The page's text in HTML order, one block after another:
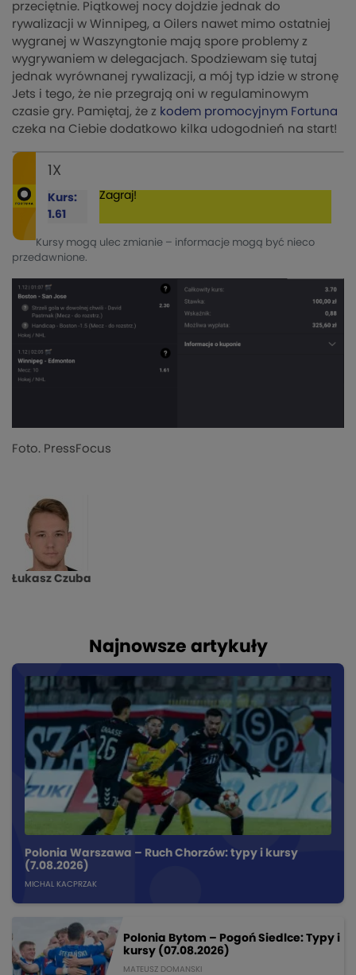
przeciętnie. Piątkowej nocy dojdzie jednak do
rywalizacji w Winnipeg, a Oilers nawet mimo ostatniej
wygranej w Waszyngtonie mają spore problemy z
wygrywaniem w delegacjach. Spodziewam się tutaj
jednak wyrównanej rywalizacji, a mój typ idzie w stronę
Jets i tego, że nie przegrają oni w regulaminowym
czasie gry. Pamiętaj, że z kodem promocyjnym Fortuna
czeka na Ciebie dodatkowo kilka udogodnień na start!
1X
Kurs:
1.61
Zagraj!
Kursy mogą ulec zmianie – informacje mogą być nieco
przedawnione.
Foto. PressFocus
Łukasz Czuba
Najnowsze artykuły
Polonia Warszawa – Ruch Chorzów: typy i kursy
(7.08.2026)
MICHAL KACPRZAK
Polonia Bytom – Pogoń Siedlce: Typy i
kursy (07.08.2026)
MATEUSZ DOMANSKI